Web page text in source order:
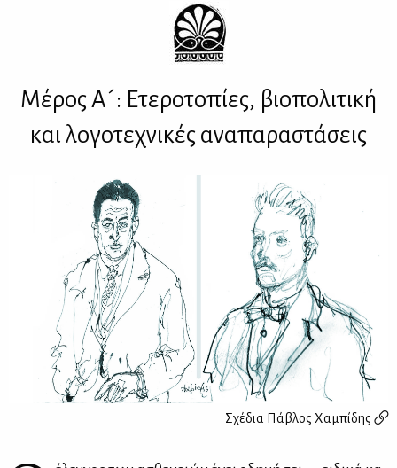
Μέρος Α´: Ετεροτοπίες, βιοπολιτική
και λογοτεχνικές αναπαραστάσεις
Σχέδια Πάβλος Χαμπίδης